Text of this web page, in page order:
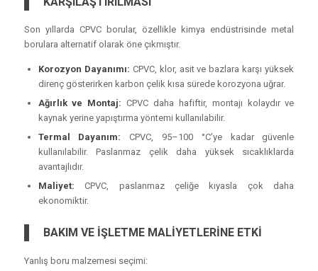
Son yıllarda CPVC borular, özellikle kimya endüstrisinde metal
borulara alternatif olarak öne çıkmıştır.
Korozyon Dayanımı: CPVC, klor, asit ve bazlara karşı yüksek
direnç gösterirken karbon çelik kısa sürede korozyona uğrar.
Ağırlık ve Montaj: CPVC daha hafiftir, montajı kolaydır ve
kaynak yerine yapıştırma yöntemi kullanılabilir.
Termal Dayanım: CPVC, 95–100 °C’ye kadar güvenle
kullanılabilir. Paslanmaz çelik daha yüksek sıcaklıklarda
avantajlıdır.
Maliyet: CPVC, paslanmaz çeliğe kıyasla çok daha
ekonomiktir.
BAKIM VE İŞLETME MALİYETLERİNE ETKİ
Yanlış boru malzemesi seçimi: